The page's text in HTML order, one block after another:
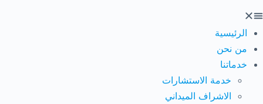
الرئيسية
من نحن
خدماتنا
خدمة الاستشارات
الاشراف الميداني